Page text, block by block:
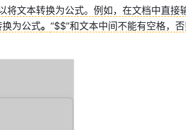
换为公式。 “$$”和文本中间不能有空格，